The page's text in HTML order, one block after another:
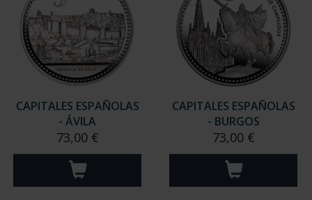
CAPITALES ESPAÑOLAS
- ÁVILA
73,00 €
CAPITALES ESPAÑOLAS
- BURGOS
73,00 €